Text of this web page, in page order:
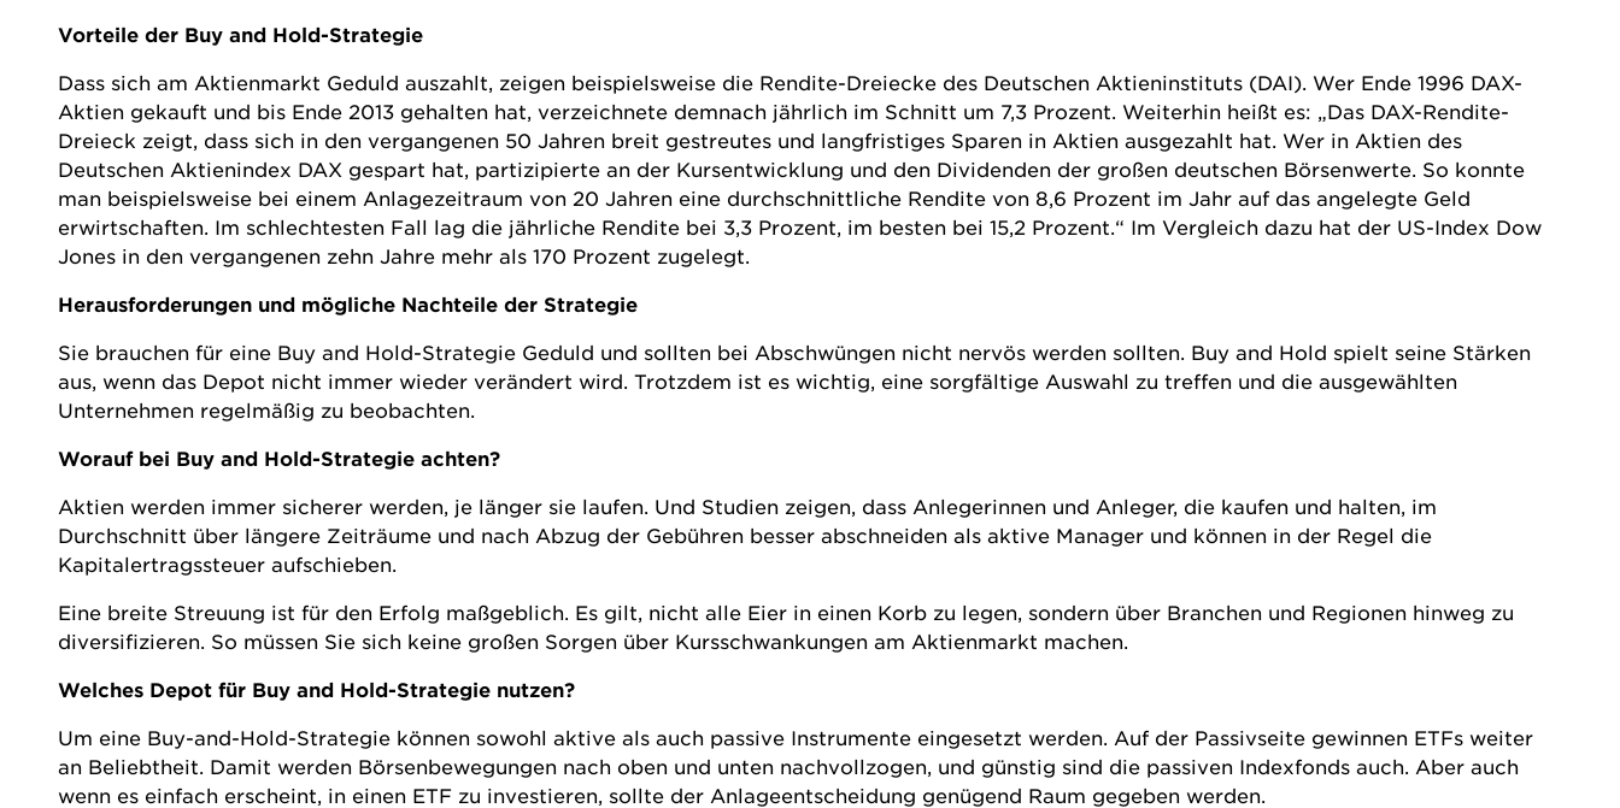
Vorteile der Buy and Hold-Strategie
Dass sich am Aktienmarkt Geduld auszahlt, zeigen beispielsweise die Rendite-Dreiecke des Deutschen Aktieninstituts (DAI). Wer Ende 1996 DAX-
Aktien gekauft und bis Ende 2013 gehalten hat, verzeichnete demnach jährlich im Schnitt um 7,3 Prozent. Weiterhin heißt es: „Das DAX-Rendite-
Dreieck zeigt, dass sich in den vergangenen 50 Jahren breit gestreutes und langfristiges Sparen in Aktien ausgezahlt hat. Wer in Aktien des
Deutschen Aktienindex DAX gespart hat, partizipierte an der Kursentwicklung und den Dividenden der großen deutschen Börsenwerte. So konnte
man beispielsweise bei einem Anlagezeitraum von 20 Jahren eine durchschnittliche Rendite von 8,6 Prozent im Jahr auf das angelegte Geld
erwirtschaften. Im schlechtesten Fall lag die jährliche Rendite bei 3,3 Prozent, im besten bei 15,2 Prozent.“ Im Vergleich dazu hat der US-Index Dow
Jones in den vergangenen zehn Jahre mehr als 170 Prozent zugelegt.
Herausforderungen und mögliche Nachteile der Strategie
Sie brauchen für eine Buy and Hold-Strategie Geduld und sollten bei Abschwüngen nicht nervös werden sollten. Buy and Hold spielt seine Stärken
aus, wenn das Depot nicht immer wieder verändert wird. Trotzdem ist es wichtig, eine sorgfältige Auswahl zu treffen und die ausgewählten
Unternehmen regelmäßig zu beobachten.
Worauf bei Buy and Hold-Strategie achten?
Aktien werden immer sicherer werden, je länger sie laufen. Und Studien zeigen, dass Anlegerinnen und Anleger, die kaufen und halten, im
Durchschnitt über längere Zeiträume und nach Abzug der Gebühren besser abschneiden als aktive Manager und können in der Regel die
Kapitalertragssteuer aufschieben.
Eine breite Streuung ist für den Erfolg maßgeblich. Es gilt, nicht alle Eier in einen Korb zu legen, sondern über Branchen und Regionen hinweg zu
diversifizieren. So müssen Sie sich keine großen Sorgen über Kursschwankungen am Aktienmarkt machen.
Welches Depot für Buy and Hold-Strategie nutzen?
Um eine Buy-and-Hold-Strategie können sowohl aktive als auch passive Instrumente eingesetzt werden. Auf der Passivseite gewinnen ETFs weiter
an Beliebtheit. Damit werden Börsenbewegungen nach oben und unten nachvollzogen, und günstig sind die passiven Indexfonds auch. Aber auch
wenn es einfach erscheint, in einen ETF zu investieren, sollte der Anlageentscheidung genügend Raum gegeben werden.